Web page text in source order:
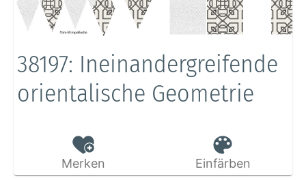
38197: Ineinandergreifende
orientalische Geometrie
Merken Einfärben